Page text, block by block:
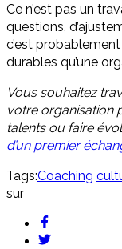
Ce n’est pas un
questions,
c’est
durables qu’une
Vous souhaitez
votre organisation
talents ou faire
d’un premier
Tags:Coaching
sur